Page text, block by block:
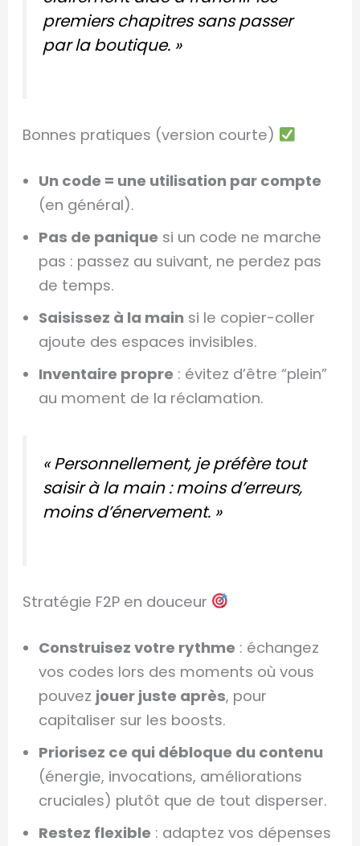
premiers chapitres sans passer
par la boutique. »
Bonnes pratiques (version courte)
Un code = une utilisation par compte
(en général).
Pas de panique si un code ne marche
pas : passez au suivant, ne perdez pas
de temps.
Saisissez à la main si le copier-coller
ajoute des espaces invisibles.
Inventaire propre : évitez d’être “plein”
au moment de la réclamation.
« Personnellement, je préfère tout
saisir à la main : moins d’erreurs,
moins d’énervement. »
Stratégie F2P en douceur
Construisez votre rythme : échangez
vos codes lors des moments où vous
pouvez jouer juste après, pour
capitaliser sur les boosts.
Priorisez ce qui débloque du contenu
(énergie, invocations, améliorations
cruciales) plutôt que de tout disperser.
Restez flexible : adaptez vos dépenses